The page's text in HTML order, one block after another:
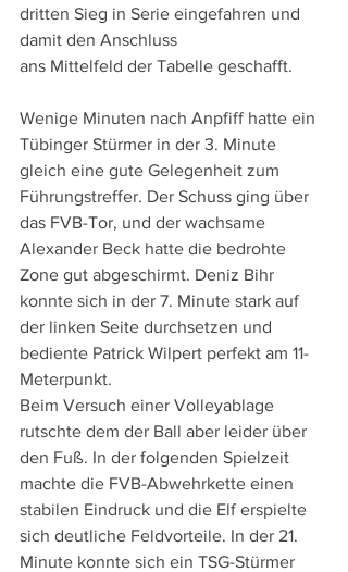
dritten Sieg in Serie eingefahren und
damit den Anschluss
ans Mittelfeld der Tabelle geschafft.
Wenige Minuten nach Anpfiff hatte ein
Tübinger Stürmer in der 3. Minute
gleich eine gute Gelegenheit zum
Führungstreffer. Der Schuss ging über
das FVB-Tor, und der wachsame
Alexander Beck hatte die bedrohte
Zone gut abgeschirmt. Deniz Bihr
konnte sich in der 7. Minute stark auf
der linken Seite durchsetzen und
bediente Patrick Wilpert perfekt am 11-
Meterpunkt.
Beim Versuch einer Volleyablage
rutschte dem der Ball aber leider über
den Fuß. In der folgenden Spielzeit
machte die FVB-Abwehrkette einen
stabilen Eindruck und die Elf erspielte
sich deutliche Feldvorteile. In der 21.
Minute konnte sich ein TSG-Stürmer